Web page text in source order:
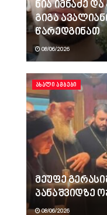
ნია იმნაძე
გიგა
წარედგინათ
08/06/2026
ᲐᲮᲐᲚᲘ ᲐᲛᲑᲔᲑᲘ
მეუფე
პანაშვიდზე
08/06/2026